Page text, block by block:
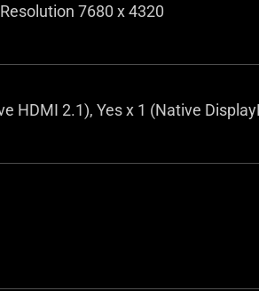
7680 x 4320
HDMI 2.1), Yes x 1 (Native